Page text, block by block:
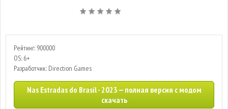
Рейтинг: 900000
OS: 6+
Разработчик: Direction Games
Nas Estradas do Brasil - 2023 — полная версия с модом
скачать